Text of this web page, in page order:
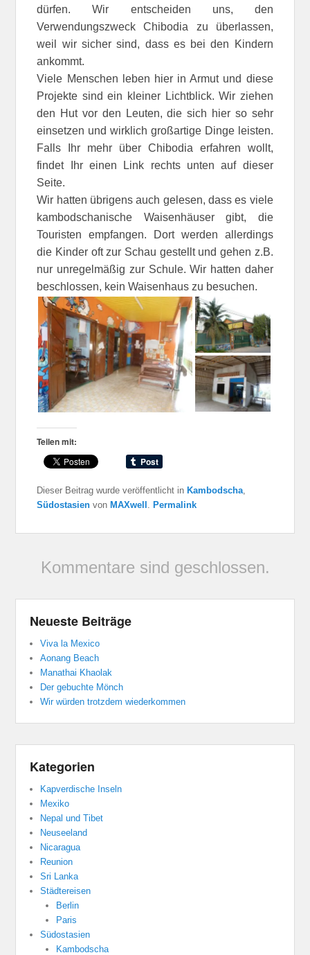
dürfen. Wir entscheiden uns, den
Verwendungszweck Chibodia zu überlassen,
weil wir sicher sind, dass es bei den Kindern
ankommt.
Viele Menschen leben hier in Armut und diese
Projekte sind ein kleiner Lichtblick. Wir ziehen
den Hut vor den Leuten, die sich hier so sehr
einsetzen und wirklich großartige Dinge leisten.
Falls Ihr mehr über Chibodia erfahren wollt,
findet Ihr einen Link rechts unten auf dieser
Seite.
Wir hatten übrigens auch gelesen, dass es viele
kambodschanische Waisenhäuser gibt, die
Touristen empfangen. Dort werden allerdings
die Kinder oft zur Schau gestellt und gehen z.B.
nur unregelmäßig zur Schule. Wir hatten daher
beschlossen, kein Waisenhaus zu besuchen.
Teilen mit:
Dieser Beitrag wurde veröffentlicht in Kambodscha
Südostasien von MAXwell Permalink
Kommentare sind geschlossen.
Neueste Beiträge
Viva la Mexico
Aonang Beach
Manathai Khaolak
Der gebuchte Mönch
Wir würden trotzdem wiederkommen
Kategorien
Kapverdische Inseln
Mexiko
Nepal und Tibet
Neuseeland
Nicaragua
Reunion
Sri Lanka
Städtereisen
Berlin
Paris
Südostasien
Kambodscha